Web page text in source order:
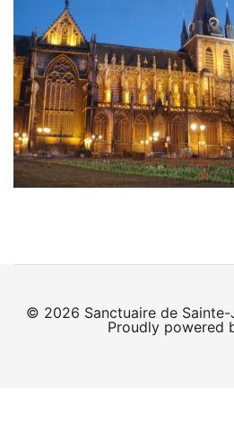
© 2026 Sanctuaire de Sainte-
Proudly powered